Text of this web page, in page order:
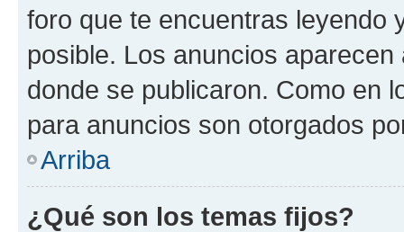
foro que te encuentras leyendo
posible. Los anuncios
donde se publicaron. Como en
para anuncios son otorgados
Arriba
¿Qué son los temas fijos?